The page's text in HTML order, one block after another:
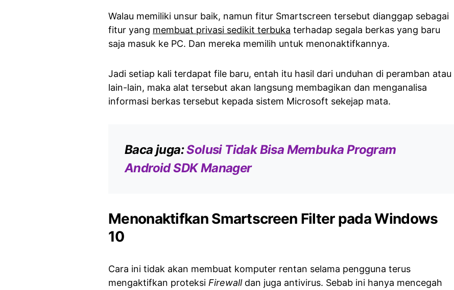
Walau memiliki unsur baik, namun fitur Smartscreen tersebut dianggap sebagai
fitur yang membuat privasi sedikit terbuka terhadap segala berkas yang baru
saja masuk ke PC. Dan mereka memilih untuk menonaktifkannya.
Jadi setiap kali terdapat file baru, entah itu hasil dari unduhan di peramban atau
lain-lain, maka alat tersebut akan langsung membagikan dan menganalisa
informasi berkas tersebut kepada sistem Microsoft sekejap mata.
Baca juga:Solusi Tidak Bisa Membuka Program
Android SDK Manager
Menonaktifkan Smartscreen Filter pada Windows
10
Cara ini tidak akan membuat komputer rentan selama pengguna terus
mengaktifkan proteksi Firewalldan juga antivirus. Sebab ini hanya mencegah